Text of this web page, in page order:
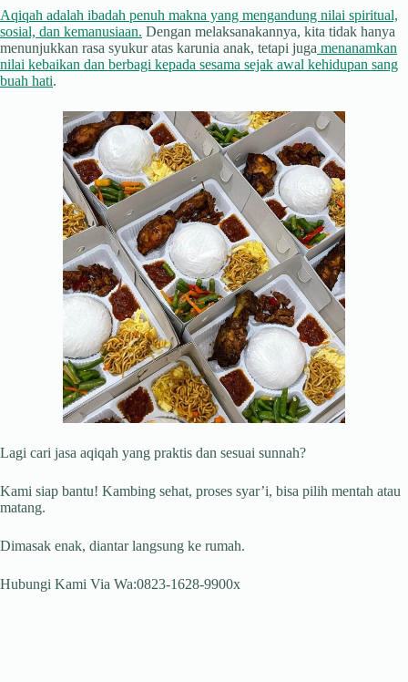
Aqiqah adalah ibadah penuh makna yang mengandung nilai spiritual,
sosial, dan kemanusiaan. Dengan melaksanakannya, kita tidak hanya
menunjukkan rasa syukur atas karunia anak, tetapi juga menanamkan
nilai kebaikan dan berbagi kepada sesama sejak awal kehidupan sang
buah hati.
Lagi cari jasa aqiqah yang praktis dan sesuai sunnah?
Kami siap bantu! Kambing sehat, proses syar’i, bisa pilih mentah atau
matang.
Dimasak enak, diantar langsung ke rumah.
Hubungi Kami Via Wa:0823-1628-9900x